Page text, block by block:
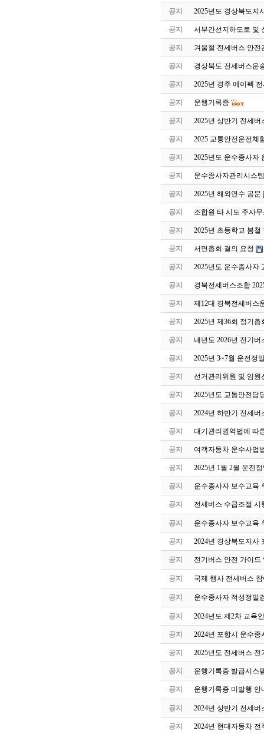
공지 2025년도 경상북도지
공지 서부간선지하도로 및
공지 겨울철 전세버스 안전
공지 경상북도 전세버스운
공지 2025년 경주 에이펙
공지 운행기록증
공지 2025년 상반기 전세
공지 2025 교통안전운전체
공지 2025년도 운수종사자
공지 운수종사자관리시스
공지 2025년 해외연수 공문
공지 조합원 타 시도 주사
공지 2025년 초등학교 봄
공지 서면총회 결의 요청
공지 2025년도 운수종사자
공지 경북전세버스조합
공지 제12대 경북전세버스
공지 2025년 제36회 정기총
공지 내년도 2026년 전기
공지 2025년 3~7월 운전정
공지 선거관리위원 및 임원
공지 2025년도 교통안전담
공지 2024년 하반기 전세
공지 대기관리권역법에 따
공지 여객자동차 운수사업
공지 2025년 1월 2월 운전
공지 운수종사자 보수교육
공지 전세버스 수급조절 시
공지 운수종사자 보수교육
공지 2024년 경상북도지사
공지 전기버스 안전 가이드
공지 국제 행사 전세버스
공지 운수종사자 적성정밀
공지 2024년도 제2차 교육
공지 2024년 포항시 운수
공지 2025년도 전세버스
공지 운행기록증 발급시스
공지 운행기록증 미발행 안
공지 2024년 상반기 전세
공지 2024년 현대자동차